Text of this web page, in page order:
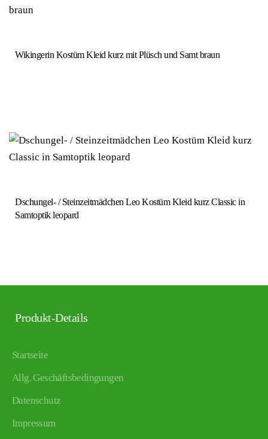
Wikingerin Kostüm Kleid kurz mit Plüsch und Samt braun
Dschungel- / Steinzeitmädchen Leo Kostüm Kleid kurz Classic in
Samtoptik leopard
Produkt-Details
Startseite
Allg. Geschäftsbedingungen
Datenschutz
Impressum